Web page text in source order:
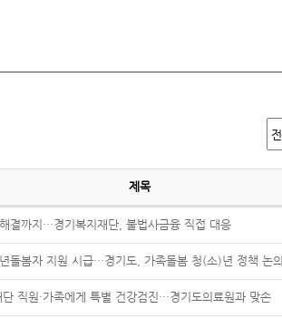
제목
결까지…경기복지재단, 불법사금융 직접 대응
돌봄자 지원 시급…경기도, 가족돌봄 청(소)년 정책 논의
단 직원·가족에게 특별 건강검진…경기도의료원과 맞손